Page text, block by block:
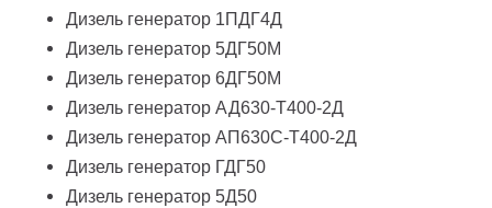
Дизель генератор 1ПДГ4Д
Дизель генератор 5ДГ50М
Дизель генератор 6ДГ50М
Дизель генератор АД630-Т400-2Д
Дизель генератор АП630С-Т400-2Д
Дизель генератор ГДГ50
Дизель генератор 5Д50